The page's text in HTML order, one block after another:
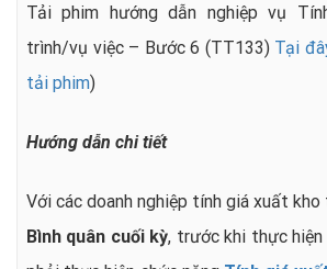
Tải phim hướng dẫn nghiệp vụ
trình/vụ việc – Bước 6 (TT133) Tại
tải phim)
Hướng dẫn chi tiết
Với các doanh nghiệp tính giá xuất
Bình quân cuối kỳ, trước khi thực